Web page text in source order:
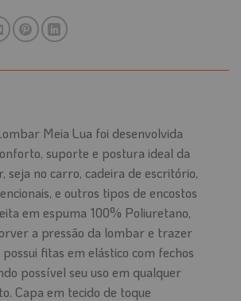
Meia Lua foi desenvolvida
suporte e postura ideal da
seja no carro, cadeira de escritório,
e outros tipos de encostos
em espuma 100% Poliuretano,
a pressão da lombar e trazer
fitas em elástico com fechos
possível seu uso em qualquer
Capa em tecido de toque